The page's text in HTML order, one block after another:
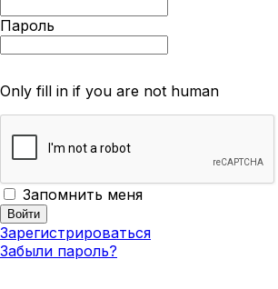
Пароль
Only fill in if you are not human
Запомнить меня
Зарегистрироваться
Забыли пароль?